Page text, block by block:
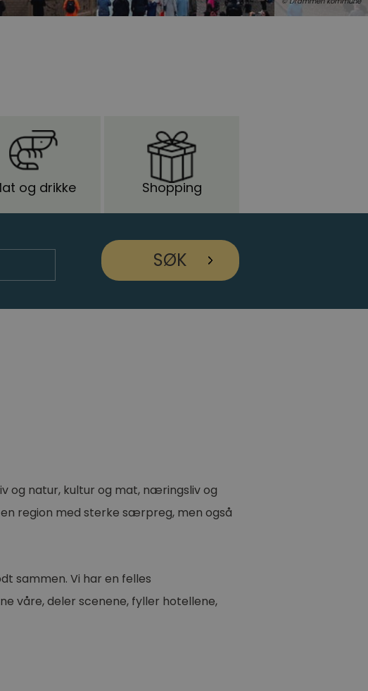
og drikke Shopping
og natur, kultur og mat, næringsliv og
region med sterke særpreg, men også
sammen. Vi har en felles
våre, deler scenene, fyller hotellene,